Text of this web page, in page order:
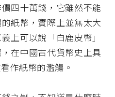
四十萬錢，它雖然不能
紙幣，實際上並無太大
上可以說「白鹿皮幣」
在中國古代貨幣史上具
作紙幣的濫觴。